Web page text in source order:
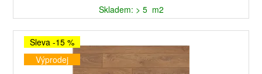
Skladem: > 5 m2
Sleva -15 %
Výprodej